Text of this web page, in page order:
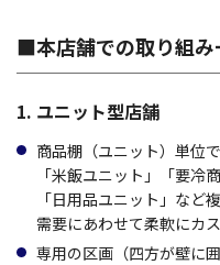
■本店舗での取り組み
1. ユニット型店舗
商品棚（ユニット）単位
「米飯ユニット」「要冷
「日用品ユニット」など
需要にあわせて柔軟にカ
専用の区画（四方が壁に